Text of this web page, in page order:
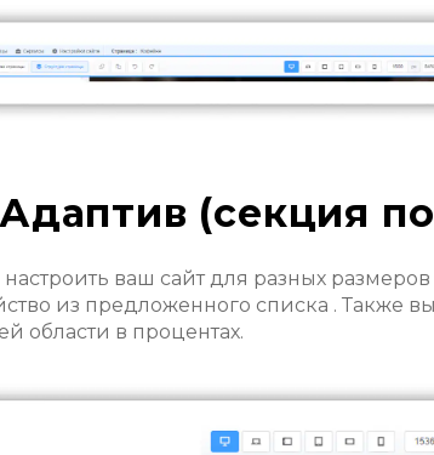
Адаптив (секция
ваш сайт для разных
из предложенного списка . Также
области в процентах.